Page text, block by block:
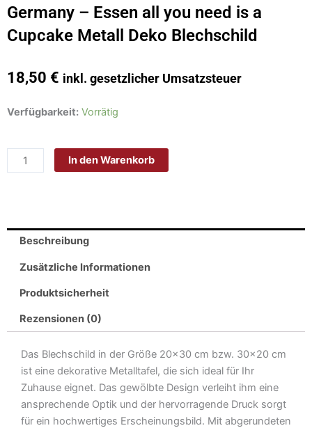
Germany – Essen all you need is a
Cupcake Metall Deko Blechschild
18,50 € inkl. gesetzlicher Umsatzsteuer
Verfügbarkeit: Vorrätig
Schild
-
Essen
need
a
Metall
Deko
Blechschild
Menge
In den Warenkorb
Beschreibung
Zusätzliche Informationen
Produktsicherheit
Rezensionen (0)
Das Blechschild in der Größe 20×30 cm bzw. 30×20 cm
ist eine dekorative Metalltafel, die sich ideal für Ihr
Zuhause eignet. Das gewölbte Design verleiht ihm eine
ansprechende Optik und der hervorragende Druck sorgt
für ein hochwertiges Erscheinungsbild. Mit abgerundeten